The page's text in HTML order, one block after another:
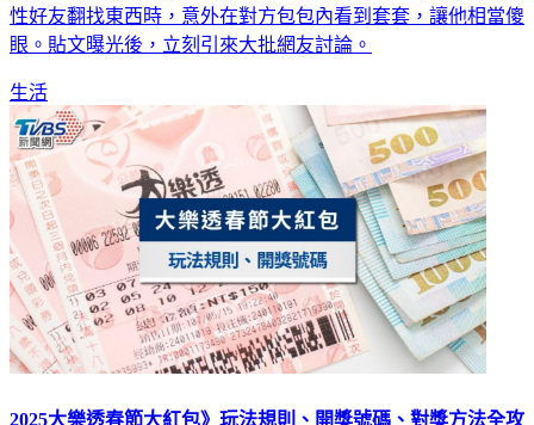
性好友翻找東西時，意外在對方包包內看到套套，讓他相當傻
眼。貼文曝光後，立刻引來大批網友討論。
生活
2025大樂透春節大紅包》玩法規則、開獎號碼、對獎方法全攻